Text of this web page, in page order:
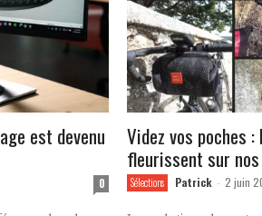
est devenu
0
Videz vos poches
fleurissent sur
Sélections Patrick - 2 juin